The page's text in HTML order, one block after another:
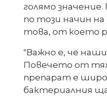
голямо
по този начин
това, от което
"Важно е, че
Повечето от
препарат е
бактериалния